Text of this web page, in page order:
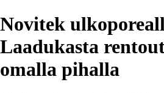
Novitek
Laadukasta
omalla pihalla